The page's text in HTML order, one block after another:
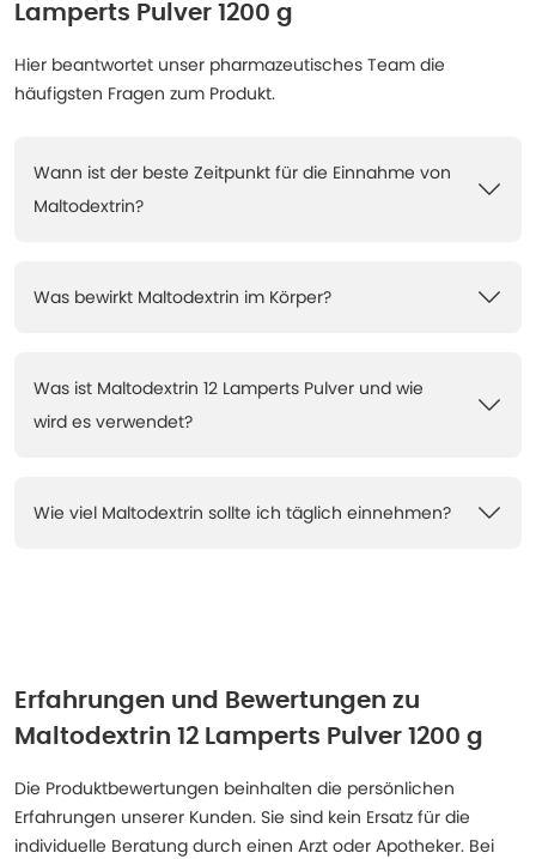
Lamperts Pulver 1200 g
Hier beantwortet unser pharmazeutisches Team die
häufigsten Fragen zum Produkt.
Wann ist der beste Zeitpunkt für die Einnahme von
Maltodextrin?
Was bewirkt Maltodextrin im Körper?
Was ist Maltodextrin 12 Lamperts Pulver und wie
wird es verwendet?
Wie viel Maltodextrin sollte ich täglich einnehmen?
Erfahrungen und Bewertungen zu
Maltodextrin 12 Lamperts Pulver 1200 g
Die Produktbewertungen beinhalten die persönlichen
Erfahrungen unserer Kunden. Sie sind kein Ersatz für die
individuelle Beratung durch einen Arzt oder Apotheker. Bei